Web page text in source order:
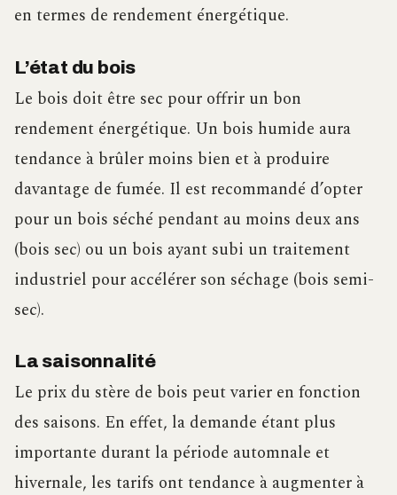
en termes de rendement énergétique.
L’état du bois
Le bois doit être sec pour offrir un bon
rendement énergétique. Un bois humide aura
tendance à brûler moins bien et à produire
davantage de fumée. Il est recommandé d’opter
pour un bois séché pendant au moins deux ans
(bois sec) ou un bois ayant subi un traitement
industriel pour accélérer son séchage (bois semi-
sec).
La saisonnalité
Le prix du stère de bois peut varier en fonction
des saisons. En effet, la demande étant plus
importante durant la période automnale et
hivernale, les tarifs ont tendance à augmenter à